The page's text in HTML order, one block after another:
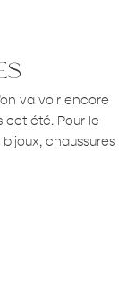
va voir encore
cet été. Pour le
chaussures